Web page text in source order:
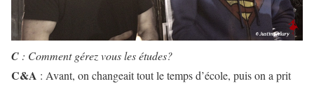
C : Comment gérez vous les études?
C&A : Avant, on changeait tout le temps d’école, puis on a prit